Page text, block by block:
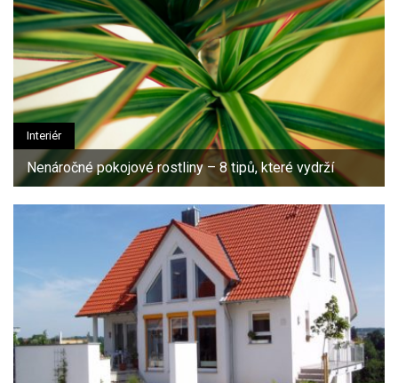
Interiér
Nenáročné pokojové rostliny – 8 tipů, které vydrží